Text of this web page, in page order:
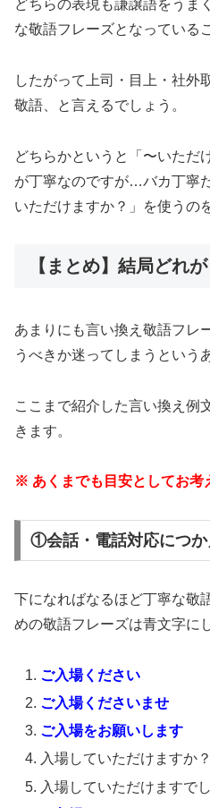
どちらの表現も謙譲語をうま
な敬語フレーズとなっている
したがって上司・目上・社外
敬語、と言えるでしょう。
どちらかというと「〜いただ
が丁寧なのですが…バカ丁寧
いただけますか？」を使うの
【まとめ】結局どれ
あまりにも言い換え敬語フレ
うべきか迷ってしまうという
ここまで紹介した言い換え例
きます。
※ あくまでも目安としてお考
①会話・電話対応につか
下になればなるほど丁寧な敬
めの敬語フレーズは青文字に
ご入場ください
ご入場くださいませ
ご入場をお願いします
入場していただけますか？
入場していただけますで